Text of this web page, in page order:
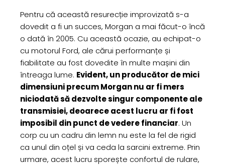
Pentru că această resurecție improvizată s-a
dovedit a fi un succes, Morgan a mai făcut-o încă
o dată în 2005. Cu această ocazie, au echipat-o
cu motorul Ford, ale cărui performanțe și
fiabilitate au fost dovedite în multe mașini din
întreaga lume. Evident, un producător de mici
dimensiuni precum Morgan nu ar fi mers
niciodată să dezvolte singur componente ale
transmisiei, deoarece acest lucru ar fi fost
imposibil din punct de vedere financiar. Un
corp cu un cadru din lemn nu este la fel de rigid
ca unul din oțel și va ceda la sarcini extreme. Prin
urmare, acest lucru sporește confortul de rulare,